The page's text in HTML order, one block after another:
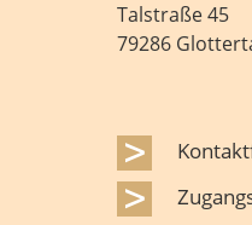
Talstraße 45
79286